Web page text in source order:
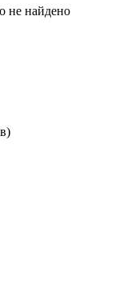
не найдено